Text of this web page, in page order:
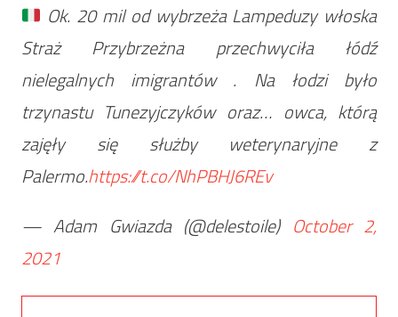
Ok. 20 mil od wybrzeża Lampeduzy włoska
Straż Przybrzeżna przechwyciła łódź
nielegalnych imigrantów . Na łodzi było
trzynastu Tunezyjczyków oraz… owca, którą
zajęły się służby weterynaryjne z
Palermo.https://t.co/NhPBHJ6REv
— Adam Gwiazda (@delestoile) October 2,
2021